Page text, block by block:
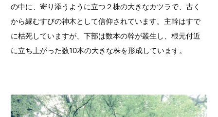
の中に、寄り添うように立つ２株の大きなカツラで、古く
から縁むすびの神木として信仰されています。主幹はすで
に枯死していますが、下部は数本の幹が叢生し、根元付近
に立ち上がった数10本の大きな株を形成しています。